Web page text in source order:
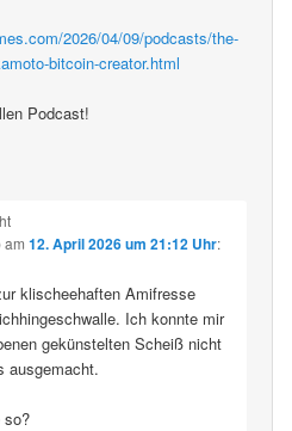
2026/04/09/podcasts/the-
bitcoin-creator.html
Podcast!
am 12. April 2026 um 21:12 Uhr:
klischeehaften Amifresse
Ich konnte mir
gekünstelten Scheiß nicht
ausgemacht.
so?